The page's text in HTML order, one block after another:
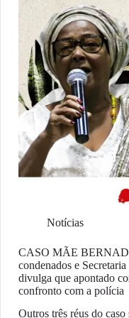
Notícias
CASO MÃE
condenados e
divulga que apontado
confronto com a polícia
Outros três réus do